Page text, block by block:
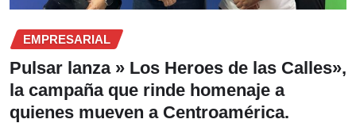
EMPRESARIAL
Pulsar lanza » Los Heroes de las Calles»,
la campaña que rinde homenaje a
quienes mueven a Centroamérica.